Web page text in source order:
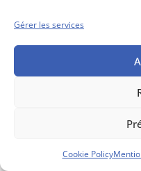
Gérer les services
Cookie Policy